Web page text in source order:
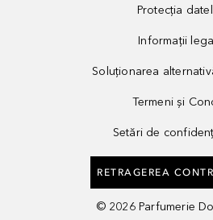
Protecția
Informații
Soluționarea
Termeni și
Setări de
RETRAGEREA
© 2026 Parfumerie